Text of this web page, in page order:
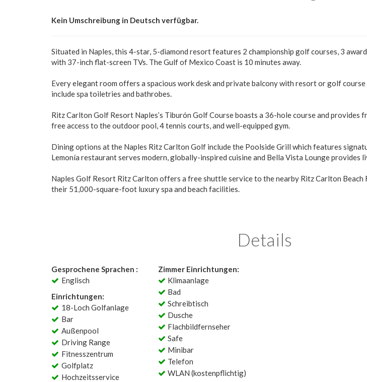
Kein Umschreibung in Deutsch verfügbar.
Situated in Naples, this 4-star, 5-diamond resort features 2 championship golf courses, 3
with 37-inch flat-screen TVs. The Gulf of Mexico Coast is 10 minutes away.
Every elegant room offers a spacious work desk and private balcony with resort or golf course
include spa toiletries and bathrobes.
Ritz Carlton Golf Resort Naples’s Tiburón Golf Course boasts a 36-hole course and provides
free access to the outdoor pool, 4 tennis courts, and well-equipped gym.
Dining options at the Naples Ritz Carlton Golf include the Poolside Grill which features
Lemonía restaurant serves modern, globally-inspired cuisine and Bella Vista Lounge provides
Naples Golf Resort Ritz Carlton offers a free shuttle service to the nearby Ritz Carlton Beach
their 51,000-square-foot luxury spa and beach facilities.
Details
Gesprochene Sprachen :
Englisch
Einrichtungen:
18-Loch Golfanlage
Bar
Außenpool
Driving Range
Fitnesszentrum
Golfplatz
Hochzeitsservice
Zimmer Einrichtungen:
Klimaanlage
Bad
Schreibtisch
Dusche
Flachbildfernseher
Safe
Minibar
Telefon
WLAN (kostenpflichtig)